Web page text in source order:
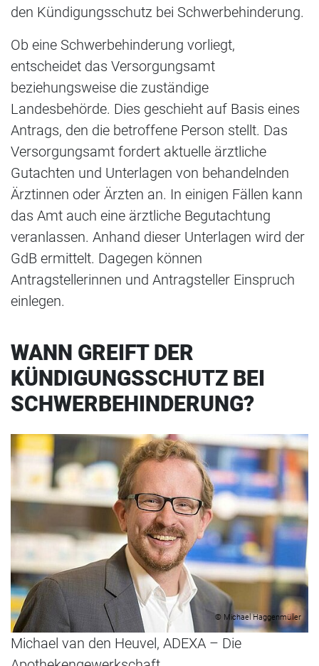
den Kündigungsschutz bei Schwerbehinderung.
Ob eine Schwerbehinderung vorliegt,
entscheidet das Versorgungsamt
beziehungsweise die zuständige
Landesbehörde. Dies geschieht auf Basis eines
Antrags, den die betroffene Person stellt. Das
Versorgungsamt fordert aktuelle ärztliche
Gutachten und Unterlagen von behandelnden
Ärztinnen oder Ärzten an. In einigen Fällen kann
das Amt auch eine ärztliche Begutachtung
veranlassen. Anhand dieser Unterlagen wird der
GdB ermittelt. Dagegen können
Antragstellerinnen und Antragsteller Einspruch
einlegen.
WANN GREIFT DER
KÜNDIGUNGSSCHUTZ BEI
SCHWERBEHINDERUNG?
© Michael Haggenmüller
Michael van den Heuvel, ADEXA – Die